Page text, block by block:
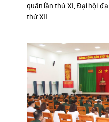
quân lần thứ XI, Đại hội
thứ XII.